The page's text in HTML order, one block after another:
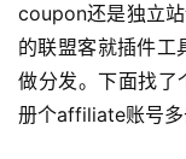
coupon还是独立
的联盟客就插件
做分发。下面找了
册个affiliate账号多